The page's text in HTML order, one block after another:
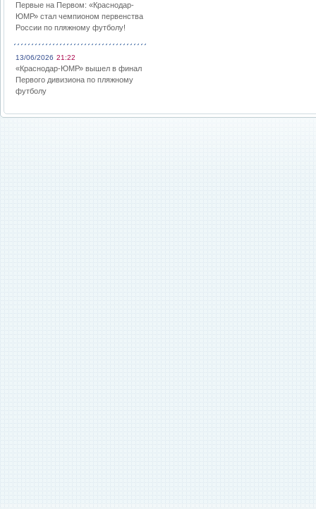
Первые на Первом: «Краснодар-
ЮМР» стал чемпионом первенства
России по пляжному футболу!
13/06/2026 21:22
«Краснодар-ЮМР» вышел в финал
Первого дивизиона по пляжному
футболу